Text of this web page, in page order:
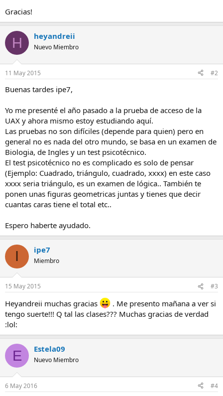
Gracias!
H heyandreii
Nuevo Miembro
11 May 2015 #2
Buenas tardes ipe7,
Yo me presenté el año pasado a la prueba de acceso de la
UAX y ahora mismo estoy estudiando aquí.
Las pruebas no son difíciles (depende para quien) pero en
general no es nada del otro mundo, se basa en un examen de
Biologia, de Ingles y un test psicotécnico.
El test psicotécnico no es complicado es solo de pensar
(Ejemplo: Cuadrado, triángulo, cuadrado, xxxx) en este caso
xxxx seria triángulo, es un examen de lógica.. También te
ponen unas figuras geometricas juntas y tienes que decir
cuantas caras tiene el total etc..
Espero haberte ayudado.
I ipe7
Miembro
15 May 2015 #3
Heyandreii muchas gracias
. Me presento mañana a ver si
tengo suerte!!! Q tal las clases??? Muchas gracias de verdad
:lol:
E Estela09
Nuevo Miembro
6 May 2016 #4